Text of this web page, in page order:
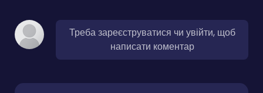
Треба зареєструватися чи увійти, щоб
написати коментар